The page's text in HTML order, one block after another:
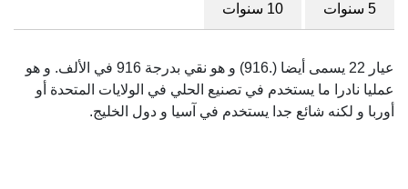
5 سنوات 10 سنوات
عيار 22 يسمى أيضا (.916) و هو نقي بدرجة 916 في الألف. و هو
عمليا نادرا ما يستخدم في تصنيع الحلي في الولايات المتحدة أو
أوربا و لكنه شائع جدا يستخدم في آسيا و دول الخليج.